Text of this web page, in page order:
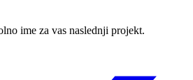
ime za vas naslednji projekt.